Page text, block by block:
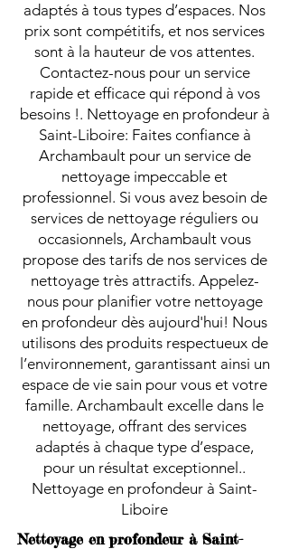
adaptés à tous types d’espaces. Nos
prix sont compétitifs, et nos services
sont à la hauteur de vos attentes.
Contactez-nous pour un service
rapide et efficace qui répond à vos
besoins !. Nettoyage en profondeur à
Saint-Liboire: Faites confiance à
Archambault pour un service de
nettoyage impeccable et
professionnel. Si vous avez besoin de
services de nettoyage réguliers ou
occasionnels, Archambault vous
propose des tarifs de nos services de
nettoyage très attractifs. Appelez-
nous pour planifier votre nettoyage
en profondeur dès aujourd'hui! Nous
utilisons des produits respectueux de
l’environnement, garantissant ainsi un
espace de vie sain pour vous et votre
famille. Archambault excelle dans le
nettoyage, offrant des services
adaptés à chaque type d’espace,
pour un résultat exceptionnel..
Nettoyage en profondeur à Saint-
Liboire
Nettoyage en profondeur à Saint-